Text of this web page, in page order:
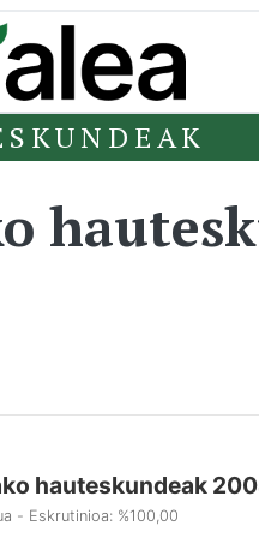
hauteskundeak
- Eskrutinioa: %100,00